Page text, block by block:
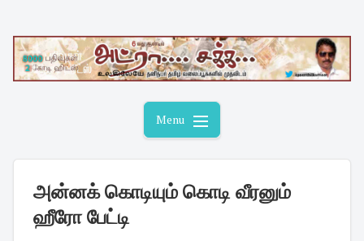
content
Menu
அன்னக் கொடியும் கொடி வீரனும்
ஹீரோ பேட்டி